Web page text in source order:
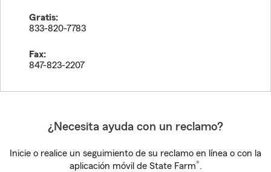
Gratis:
833-820-7783
Fax:
847-823-2207
¿Necesita ayuda con un reclamo?
Inicie o realice un seguimiento de su reclamo en línea o con la
aplicación móvil de State Farm®.